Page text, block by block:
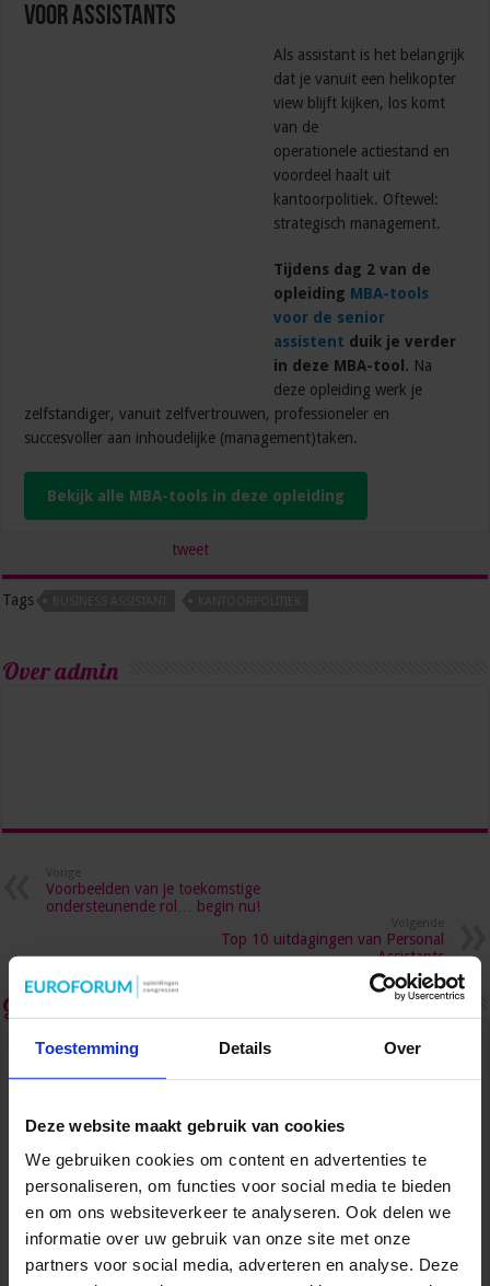
Toestemming Details Over
Deze website maakt gebruik van cookies
We gebruiken cookies om content en advertenties te
personaliseren, om functies voor social media te bieden
en om ons websiteverkeer te analyseren. Ook delen we
informatie over uw gebruik van onze site met onze
partners voor social media, adverteren en analyse. Deze
voor assistants
Als assistant is het belangrijk
dat je vanuit een helikopter
view blijft kijken, los komt
van de
operationele actiestand en
voordeel haalt uit
kantoorpolitiek. Oftewel:
strategisch management.
Tijdens dag 2 van de
opleiding MBA-tools
voor de senior
assistent duik je verder
in deze MBA-tool. Na
deze opleiding werk je
zelfstandiger, vanuit zelfvertrouwen, professioneler en
succesvoller aan inhoudelijke (management)taken.
Bekijk alle MBA-tools in deze opleiding
tweet
Tags
Over admin
Vorige
Voorbeelden van je toekomstige
ondersteunende rol… begin nu!
Volgende
Top 10 uitdagingen van Personal
Assistants
Gerelateerde Artikelen